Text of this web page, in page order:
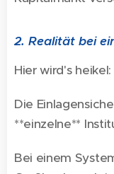
2. Realität bei
Hier wird's heikel:
Die
**einzelne**
Bei einem